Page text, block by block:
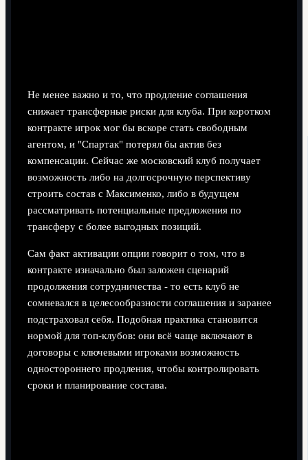
Не менее важно и то, что продление соглашения
снижает трансферные риски для клуба. При коротком
контракте игрок мог бы вскоре стать свободным
агентом, и "Спартак" потерял бы актив без
компенсации. Сейчас же московский клуб получает
возможность либо на долгосрочную перспективу
строить состав с Максименко, либо в будущем
рассматривать потенциальные предложения по
трансферу с более выгодных позиций.
Сам факт активации опции говорит о том, что в
контракте изначально был заложен сценарий
продолжения сотрудничества - то есть клуб не
сомневался в целесообразности соглашения и заранее
подстраховал себя. Подобная практика становится
нормой для топ-клубов: они всё чаще включают в
договоры с ключевыми игроками возможность
одностороннего продления, чтобы контролировать
сроки и планирование состава.